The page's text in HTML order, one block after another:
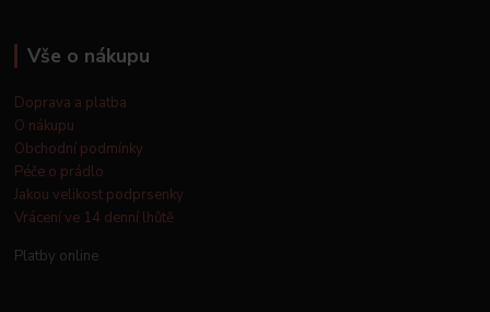
Vše o nákupu
Doprava a platba
O nákupu
Obchodní podmínky
Péče o prádlo
Jakou velikost podprsenky
Vrácení ve 14 denní lhůtě
Platby online